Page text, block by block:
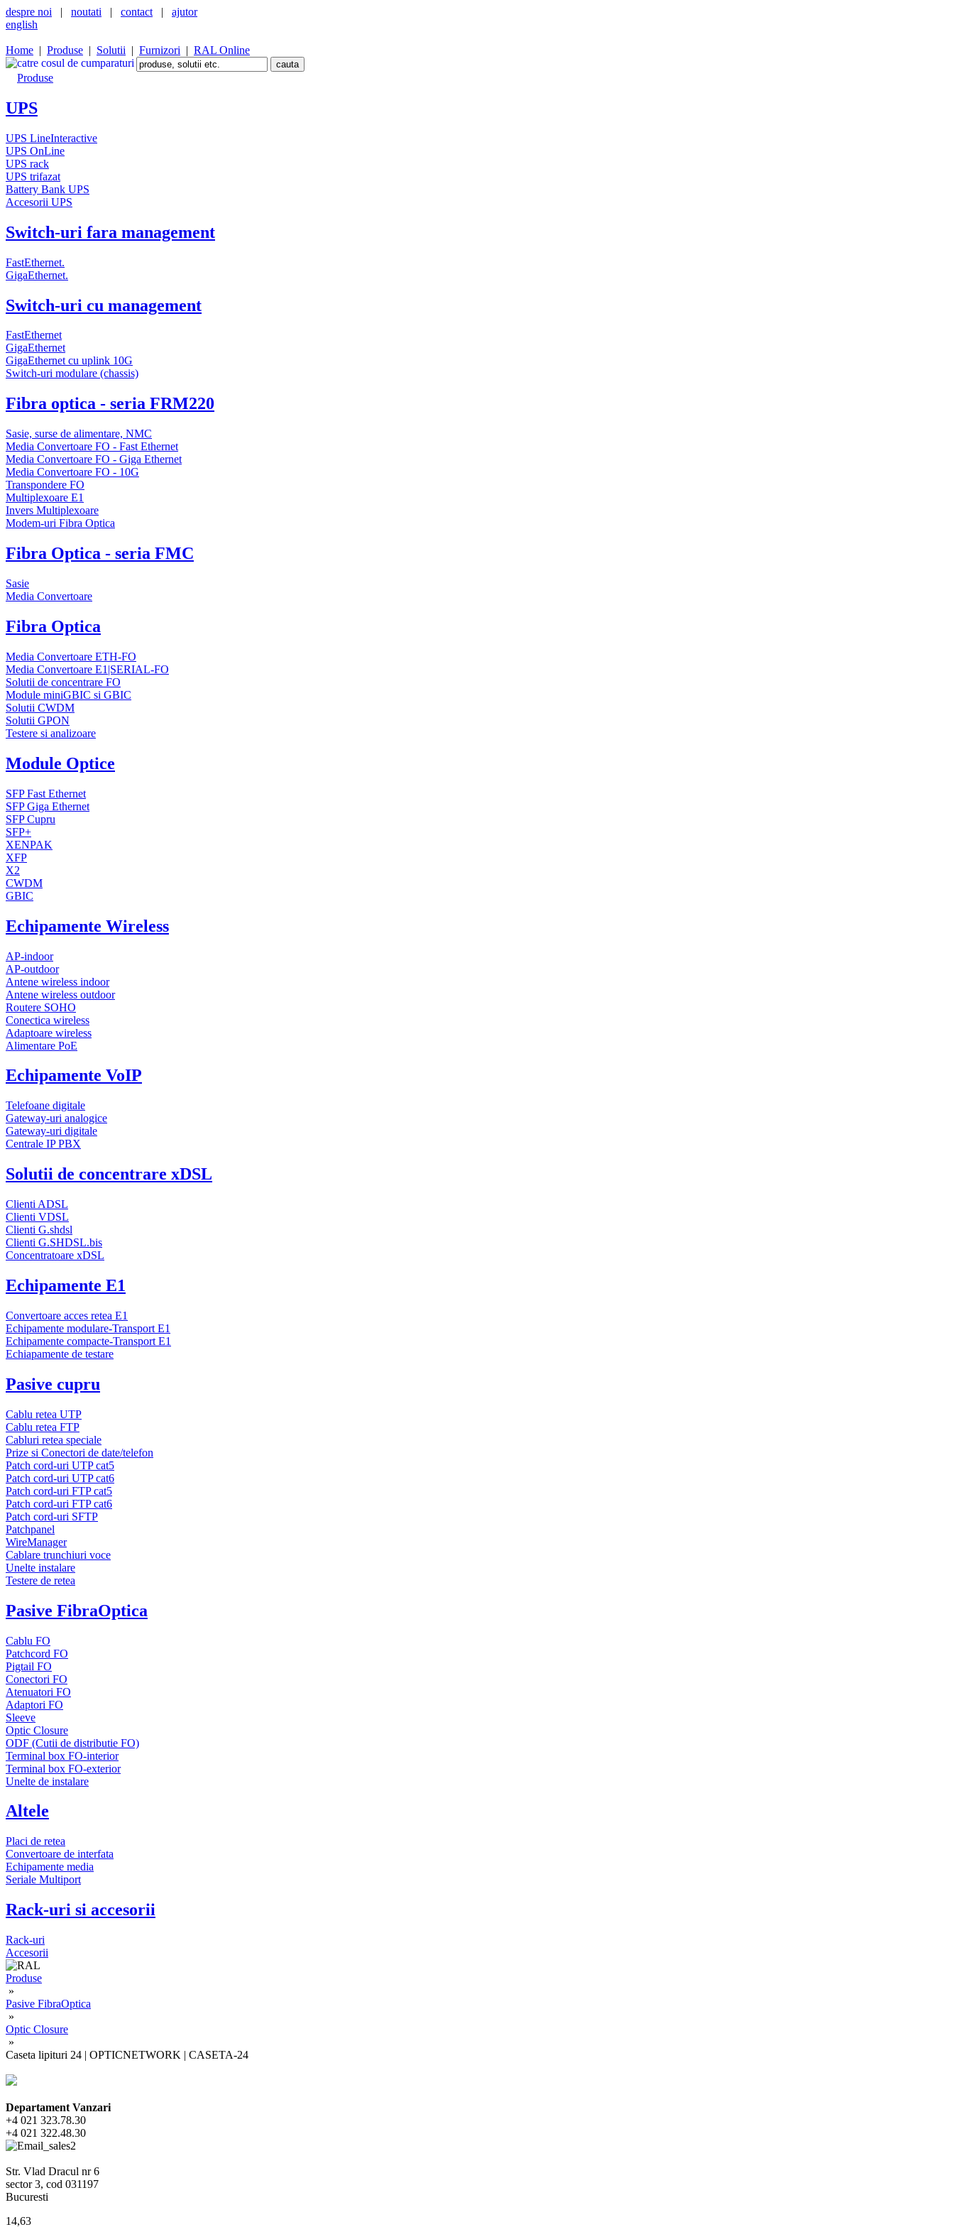
despre noi | noutati | contact | ajutor
english
Home | Produse | Solutii | Furnizori | RAL Online
Produse
UPS
UPS LineInteractive
UPS OnLine
UPS rack
UPS trifazat
Battery Bank UPS
Accesorii UPS
Switch-uri fara management
FastEthernet.
GigaEthernet.
Switch-uri cu management
FastEthernet
GigaEthernet
GigaEthernet cu uplink 10G
Switch-uri modulare (chassis)
Fibra optica - seria FRM220
Sasie, surse de alimentare, NMC
Media Convertoare FO - Fast Ethernet
Media Convertoare FO - Giga Ethernet
Media Convertoare FO - 10G
Transpondere FO
Multiplexoare E1
Invers Multiplexoare
Modem-uri Fibra Optica
Fibra Optica - seria FMC
Sasie
Media Convertoare
Fibra Optica
Media Convertoare ETH-FO
Media Convertoare E1|SERIAL-FO
Solutii de concentrare FO
Module miniGBIC si GBIC
Solutii CWDM
Solutii GPON
Testere si analizoare
Module Optice
SFP Fast Ethernet
SFP Giga Ethernet
SFP Cupru
SFP+
XENPAK
XFP
X2
CWDM
GBIC
Echipamente Wireless
AP-indoor
AP-outdoor
Antene wireless indoor
Antene wireless outdoor
Routere SOHO
Conectica wireless
Adaptoare wireless
Alimentare PoE
Echipamente VoIP
Telefoane digitale
Gateway-uri analogice
Gateway-uri digitale
Centrale IP PBX
Solutii de concentrare xDSL
Clienti ADSL
Clienti VDSL
Clienti G.shdsl
Clienti G.SHDSL.bis
Concentratoare xDSL
Echipamente E1
Convertoare acces retea E1
Echipamente modulare-Transport E1
Echipamente compacte-Transport E1
Echiapamente de testare
Pasive cupru
Cablu retea UTP
Cablu retea FTP
Cabluri retea speciale
Prize si Conectori de date/telefon
Patch cord-uri UTP cat5
Patch cord-uri UTP cat6
Patch cord-uri FTP cat5
Patch cord-uri FTP cat6
Patch cord-uri SFTP
Patchpanel
WireManager
Cablare trunchiuri voce
Unelte instalare
Testere de retea
Pasive FibraOptica
Cablu FO
Patchcord FO
Pigtail FO
Conectori FO
Atenuatori FO
Adaptori FO
Sleeve
Optic Closure
ODF (Cutii de distributie FO)
Terminal box FO-interior
Terminal box FO-exterior
Unelte de instalare
Altele
Placi de retea
Convertoare de interfata
Echipamente media
Seriale Multiport
Rack-uri si accesorii
Rack-uri
Accesorii
Produse
»
Pasive FibraOptica
»
Optic Closure
»
Caseta lipituri 24 | OPTICNETWORK | CASETA-24
Departament Vanzari
+4 021 323.78.30
+4 021 322.48.30
Str. Vlad Dracul nr 6
sector 3, cod 031197
Bucuresti
14,63